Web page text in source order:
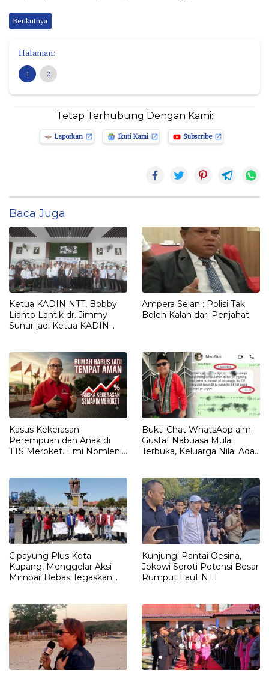
Berikutnya
Halaman:
1 2
Tetap Terhubung Dengan Kami:
Laporkan Ikuti Kami Subscribe
Baca Juga
Ketua KADIN NTT, Bobby
Lianto Lantik dr. Jimmy
Sunur jadi Ketua KADIN
Ampera Selan : Polisi Tak
Boleh Kalah dari Penjahat
Kasus Kekerasan
Perempuan dan Anak di
TTS Meroket. Emi Nomleni :
Bukti Chat WhatsApp alm.
Gustaf Nabuasa Mulai
Terbuka, Keluarga Nilai Ada
Cipayung Plus Kota
Kupang, Menggelar Aksi
Mimbar Bebas Tegaskan
Kepada JOKO WIDODO
Kunjungi Pantai Oesina,
Jokowi Soroti Potensi Besar
Rumput Laut NTT